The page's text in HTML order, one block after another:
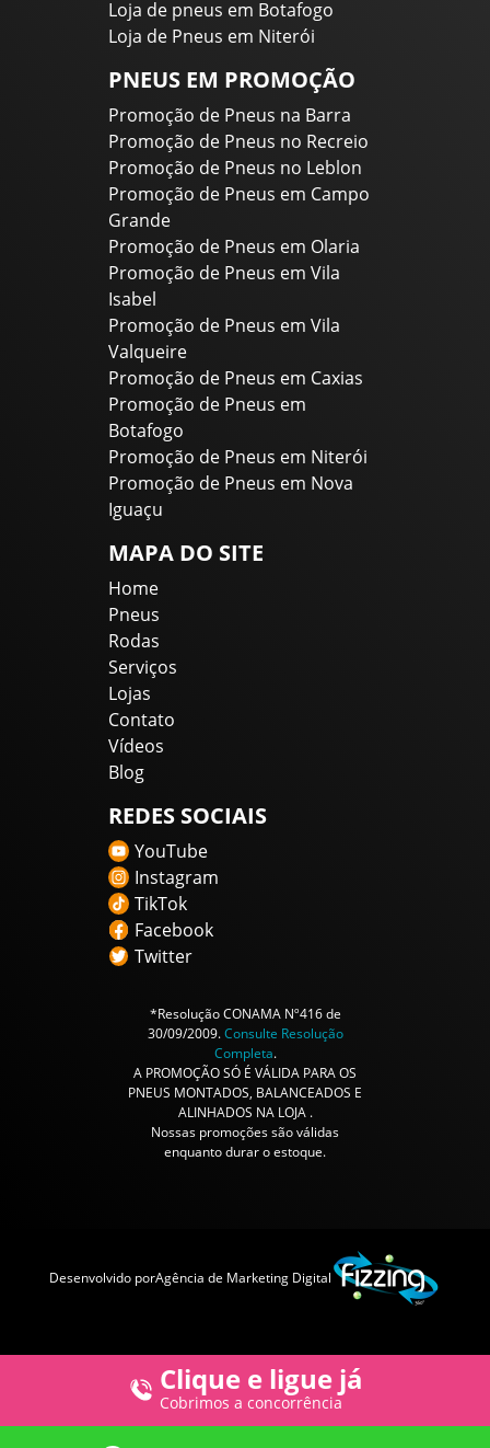
Clique e ligue já
Cobrimos a concorrência
Loja de pneus em Botafogo
Loja de Pneus em Niterói
PNEUS EM PROMOÇÃO
Promoção de Pneus na Barra
Promoção de Pneus no Recreio
Promoção de Pneus no Leblon
Promoção de Pneus em Campo
Grande
Promoção de Pneus em Olaria
Promoção de Pneus em Vila
Isabel
Promoção de Pneus em Vila
Valqueire
Promoção de Pneus em Caxias
Promoção de Pneus em
Botafogo
Promoção de Pneus em Niterói
Promoção de Pneus em Nova
Iguaçu
MAPA DO SITE
Home
Pneus
Rodas
Serviços
Lojas
Contato
Vídeos
Blog
REDES SOCIAIS
YouTube
Instagram
TikTok
Facebook
Twitter
*Resolução CONAMA Nº416 de
30/09/2009.Consulte Resolução
Completa.
A PROMOÇÃO SÓ É VÁLIDA PARA OS
PNEUS MONTADOS, BALANCEADOS E
ALINHADOS NA LOJA .
Nossas promoções são válidas
enquanto durar o estoque.
Desenvolvido porAgência de Marketing Digital